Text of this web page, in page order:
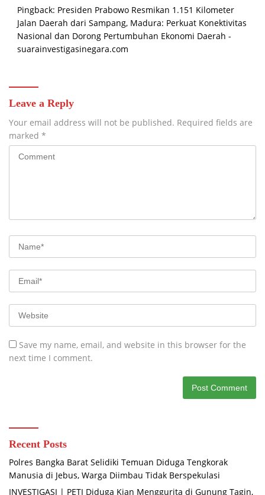
Pingback: Presiden Prabowo Resmikan 1.151 Kilometer
Jalan Daerah dari Sampang, Madura: Perkuat Konektivitas
Nasional dan Dorong Pertumbuhan Ekonomi Daerah -
suarainvestigasinegara.com
Leave a Reply
Your email address will not be published. Required fields are
marked *
Save my name, email, and website in this browser for the
next time I comment.
Recent Posts
Polres Bangka Barat Selidiki Temuan Diduga Tengkorak
Manusia di Jebus, Warga Diimbau Tidak Berspekulasi
INVESTIGASI | PETI Diduga Kian Menggurita di Gunung Tagin,